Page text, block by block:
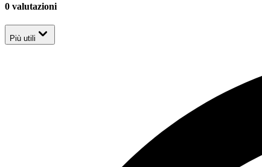
0 valutazioni
Più utili